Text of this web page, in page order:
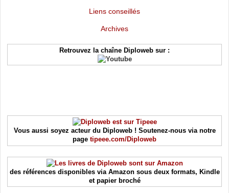
Liens conseillés
Archives
Retrouvez la chaîne Diploweb sur :
Vous aussi soyez acteur du Diploweb ! Soutenez-nous via notre
page tipeee.com/Diploweb
des références disponibles via Amazon sous deux formats, Kindle
et papier broché